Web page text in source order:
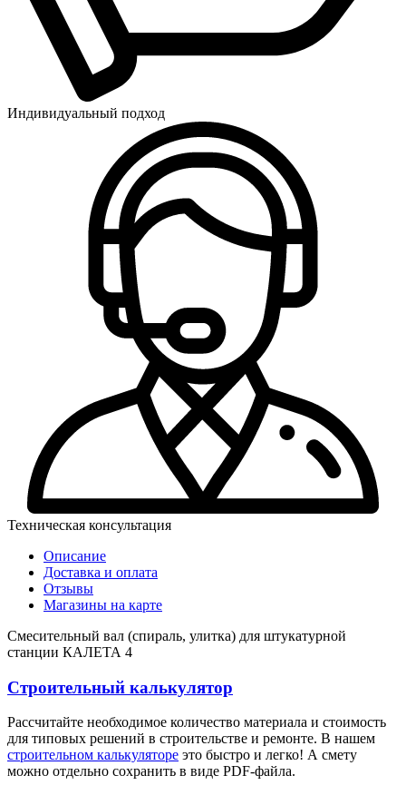
Индивидуальный подход
Техническая консультация
Описание
Доставка и оплата
Отзывы
Магазины на карте
Смесительный вал (спираль, улитка) для штукатурной
станции КАЛЕТА 4
Строительный калькулятор
Рассчитайте необходимое количество материала и стоимость
для типовых решений в строительстве и ремонте. В нашем
строительном калькуляторе это быстро и легко! А смету
можно отдельно сохранить в виде PDF-файла.